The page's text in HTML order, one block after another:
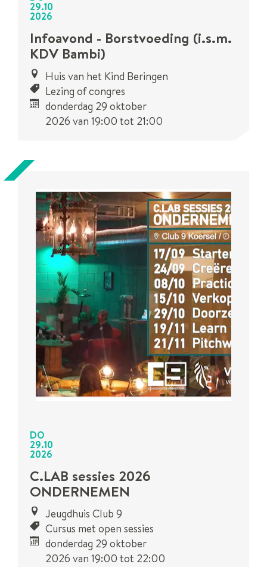
29.10
2026
Infoavond - Borstvoeding (i.s.m.
KDV Bambi)
Huis van het Kind Beringen
Lezing of congres
donderdag 29 oktober
2026 van 19:00 tot 21:00
DO
29.10
2026
C.LAB sessies 2026
ONDERNEMEN
Jeugdhuis Club 9
Cursus met open sessies
donderdag 29 oktober
2026 van 19:00 tot 22:00